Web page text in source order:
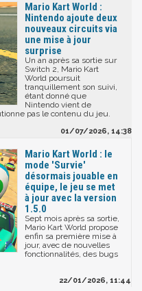
Mario Kart World :
Nintendo ajoute deux
nouveaux circuits via
une mise à jour
surprise
Un an après sa sortie sur
Switch 2, Mario Kart
World poursuit
tranquillement son suivi,
étant donné que
Nintendo vient de
pas le contenu du jeu.
01/07/2026, 14:38
Mario Kart World : le
mode 'Survie'
désormais jouable en
équipe, le jeu se met
à jour avec la version
1.5.0
Sept mois après sa sortie,
Mario Kart World propose
enfin sa première mise à
jour, avec de nouvelles
fonctionnalités, des bugs
22/01/2026, 11:44